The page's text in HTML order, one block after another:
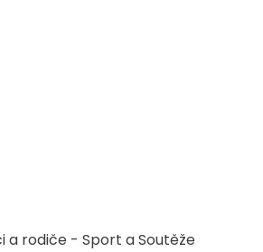
a rodiče - Sport a Soutěže